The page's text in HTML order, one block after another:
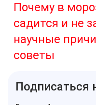
Почему в
садится и не
научные
советы
Подписаться